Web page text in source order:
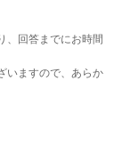
、回答までにお時間
いますので、あらか